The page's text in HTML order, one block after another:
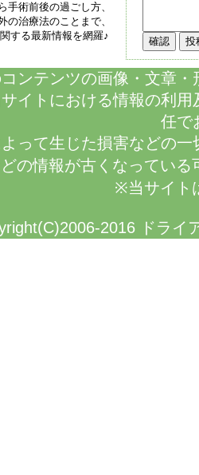
手術前後の過ごし方、
の治療法のことまで、
する最新情報を網羅♪
ンテンツの画像・文章
サイトにおける情報の利
任で
って生じた損害などの
の情報が古くなっている
※当サイト
2016 ドライ